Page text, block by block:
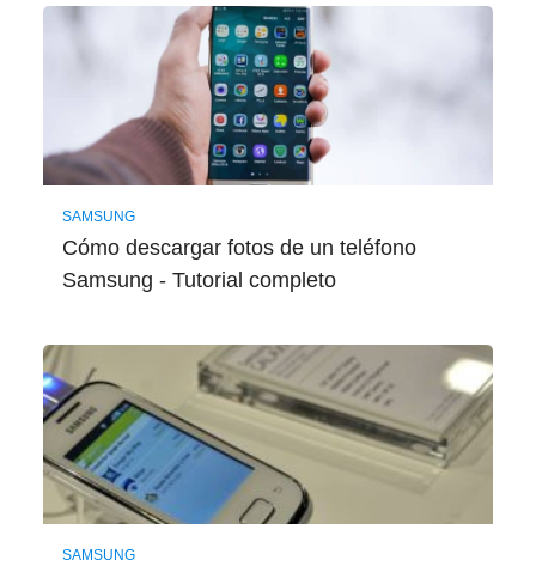
SAMSUNG
Cómo descargar fotos de un teléfono
Samsung - Tutorial completo
SAMSUNG